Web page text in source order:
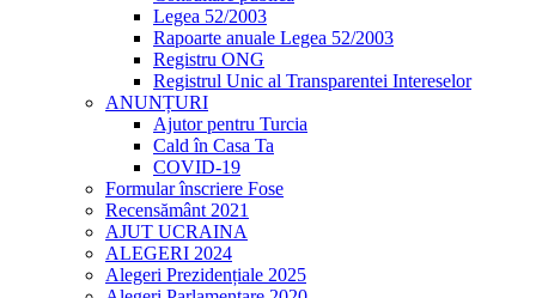
Legea 52/2003
Rapoarte anuale Legea 52/2003
Registru ONG
Registrul Unic al Transparentei Intereselor
ANUNȚURI
Ajutor pentru Turcia
Cald în Casa Ta
COVID-19
Formular înscriere Fose
Recensământ 2021
AJUT UCRAINA
ALEGERI 2024
Alegeri Prezidențiale 2025